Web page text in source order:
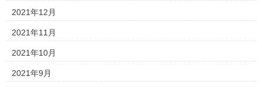
2021年12月
2021年11月
2021年10月
2021年9月